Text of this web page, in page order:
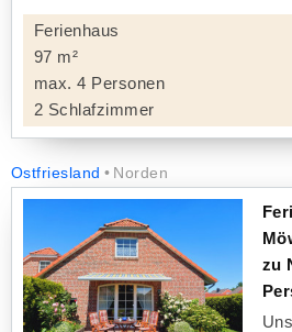
Ferienhaus
97 m²
max. 4 Personen
2 Schlafzimmer
Ostfriesland Norden
zu